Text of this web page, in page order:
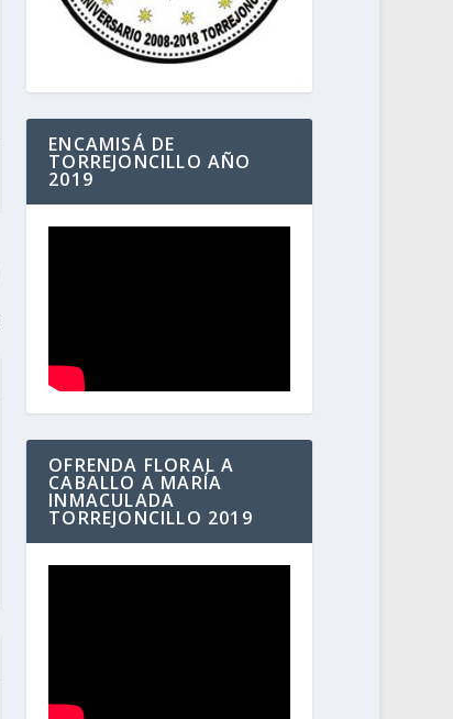
ENCAMISÁ DE
TORREJONCILLO AÑO
2019
OFRENDA FLORAL A
CABALLO A MARÍA
INMACULADA
TORREJONCILLO 2019